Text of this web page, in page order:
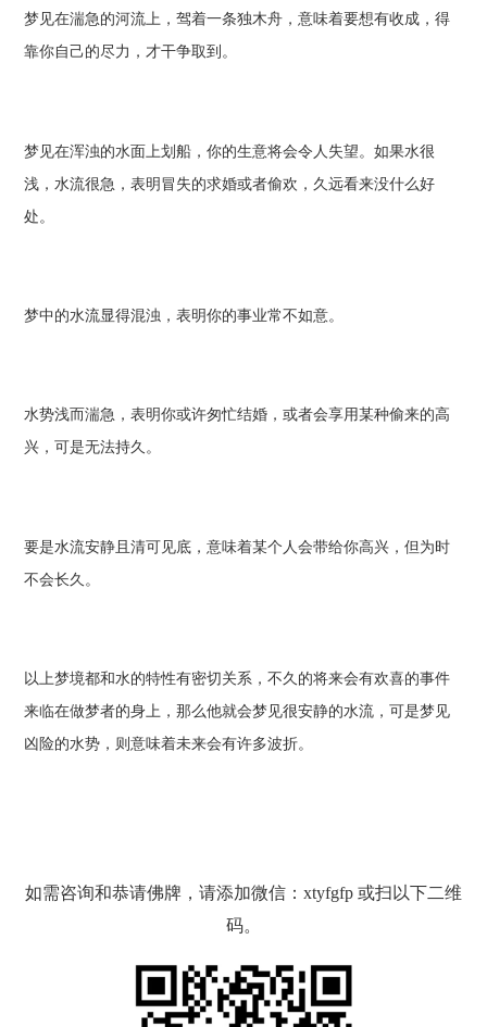
梦见在湍急的河流上，驾着一条独木舟，意味着要想有收成，得
靠你自己的尽力，才干争取到。
梦见在浑浊的水面上划船，你的生意将会令人失望。如果水很
浅，水流很急，表明冒失的求婚或者偷欢，久远看来没什么好
处。
梦中的水流显得混浊，表明你的事业常不如意。
水势浅而湍急，表明你或许匆忙结婚，或者会享用某种偷来的高
兴，可是无法持久。
要是水流安静且清可见底，意味着某个人会带给你高兴，但为时
不会长久。
以上梦境都和水的特性有密切关系，不久的将来会有欢喜的事件
来临在做梦者的身上，那么他就会梦见很安静的水流，可是梦见
凶险的水势，则意味着未来会有许多波折。
如需咨询和恭请佛牌，请添加微信：xtyfgfp 或扫以下二维
码。